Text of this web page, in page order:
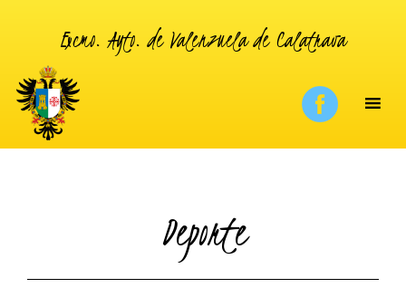
Excmo. Ayto. de Valenzuela de Calatrava
Deporte